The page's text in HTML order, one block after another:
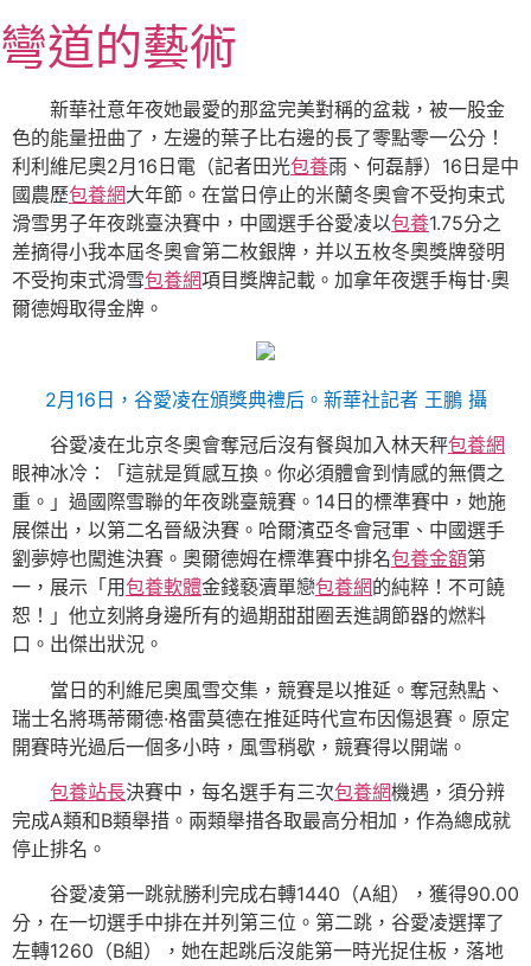
至
主
內
容
彎道的藝術
新華社意年夜她最愛的那盆完美對稱的盆栽，被一股金
色的能量扭曲了，左邊的葉子比右邊的長了零點零一公分！
利利維尼奧2月16日電（記者田光包養雨、何磊靜）16日是中
國農歷包養網大年節。在當日停止的米蘭冬奧會不受拘束式
滑雪男子年夜跳臺決賽中，中國選手谷愛凌以包養1.75分之
差摘得小我本屆冬奧會第二枚銀牌，并以五枚冬奧獎牌發明
不受拘束式滑雪包養網項目獎牌記載。加拿年夜選手梅甘·奧
爾德姆取得金牌。
2月16日，谷愛凌在頒獎典禮后。新華社記者 王鵬 攝
谷愛凌在北京冬奧會奪冠后沒有餐與加入林天秤包養網
眼神冰冷：「這就是質感互換。你必須體會到情感的無價之
重。」過國際雪聯的年夜跳臺競賽。14日的標準賽中，她施
展傑出，以第二名晉級決賽。哈爾濱亞冬會冠軍、中國選手
劉夢婷也闖進決賽。奧爾德姆在標準賽中排名包養金額第
一，展示「用包養軟體金錢褻瀆單戀包養網的純粹！不可饒
恕！」他立刻將身邊所有的過期甜甜圈丟進調節器的燃料
口。出傑出狀況。
當日的利維尼奧風雪交集，競賽是以推延。奪冠熱點、
瑞士名將瑪蒂爾德·格雷莫德在推延時代宣布因傷退賽。原定
開賽時光過后一個多小時，風雪稍歇，競賽得以開端。
包養站長決賽中，每名選手有三次包養網機遇，須分辨
完成A類和B類舉措。兩類舉措各取最高分相加，作為總成就
停止排名。
谷愛凌第一跳就勝利完成右轉1440（A組），獲得90.00
分，在一切選手中排在并列第三位。第二跳，谷愛凌選擇了
左轉1260（B組），她在起跳后沒能第一時光捉住板，落地